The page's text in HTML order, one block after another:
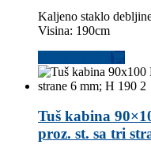
Kaljeno staklo
Visina: 190cm
Tuš kabina
proz. st. sa tri